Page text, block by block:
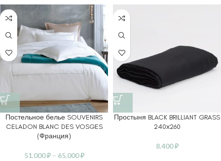
Постельное белье SOUVENIRS
CELADON BLANC DES VOSGES
(Франция)
51.000₽ – 65.000₽
Простыня BLACK BRILLIANT GRASS
240х260
8.400₽